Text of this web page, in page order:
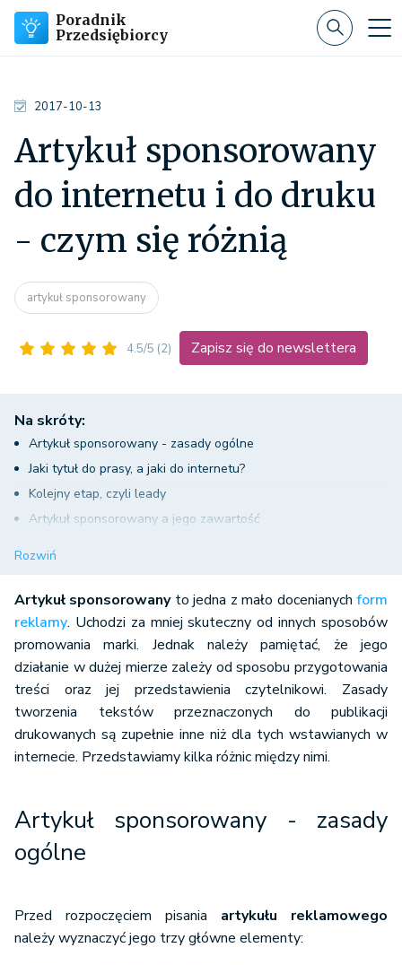
Poradnik
Przedsiębiorcy
2017-10-13
Artykuł sponsorowany
do internetu i do druku
- czym się różnią
artykuł sponsorowany
4.5/5 (2) Zapisz się do newslettera
Na skróty:
Artykuł sponsorowany - zasady ogólne
Jaki tytuł do prasy, a jaki do internetu?
Kolejny etap, czyli leady
Artykuł sponsorowany a jego zawartość
Rozwiń
Artykuł sponsorowanyto jedna z mało docenianychform
reklamy. Uchodzi za mniej skuteczny od innych sposobów
promowania marki. Jednak należy pamiętać, że jego
działanie w dużej mierze zależy od sposobu przygotowania
treści oraz jej przedstawienia czytelnikowi. Zasady
tworzenia tekstów przeznaczonych do publikacji
drukowanych są zupełnie inne niż dla tych wstawianych w
internecie. Przedstawiamy kilka różnic między nimi.
Artykuł sponsorowany - zasady
ogólne
Przed rozpoczęciem pisania artykułu reklamowego
należy wyznaczyć jego trzy główne elementy: